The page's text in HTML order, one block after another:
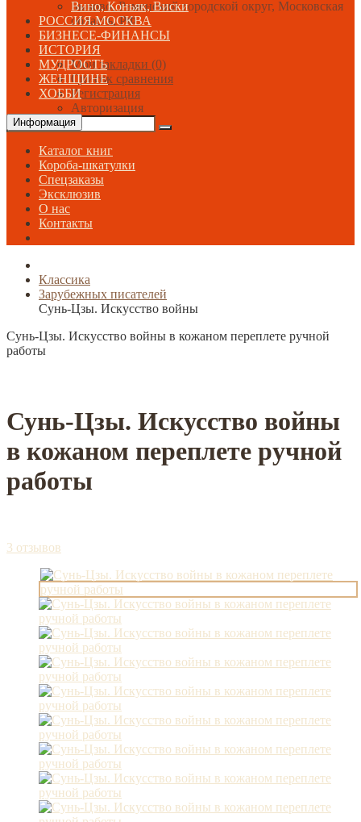
Быково, Раменский городской округ, Московская
область, РФ
Мои закладки (0)
Список сравнения
Регистрация
Авторизация
Вино, Коньяк, Виски
РОССИЯ.МОСКВА
БИЗНЕСЕ-ФИНАНСЫ
ИСТОРИЯ
МУДРОСТЬ
ЖЕНЩИНЕ
ХОББИ
Информация
Каталог книг
Короба-шкатулки
Спецзаказы
Эксклюзив
О нас
Контакты
Классика
Зарубежных писателей
Сунь-Цзы. Искусство войны
Сунь-Цзы. Искусство войны в кожаном переплете ручной
работы
Сунь-Цзы. Искусство войны
в кожаном переплете ручной
работы
3 отзывов